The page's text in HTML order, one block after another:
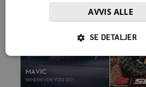
AVVIS ALLE
SE DETALJER